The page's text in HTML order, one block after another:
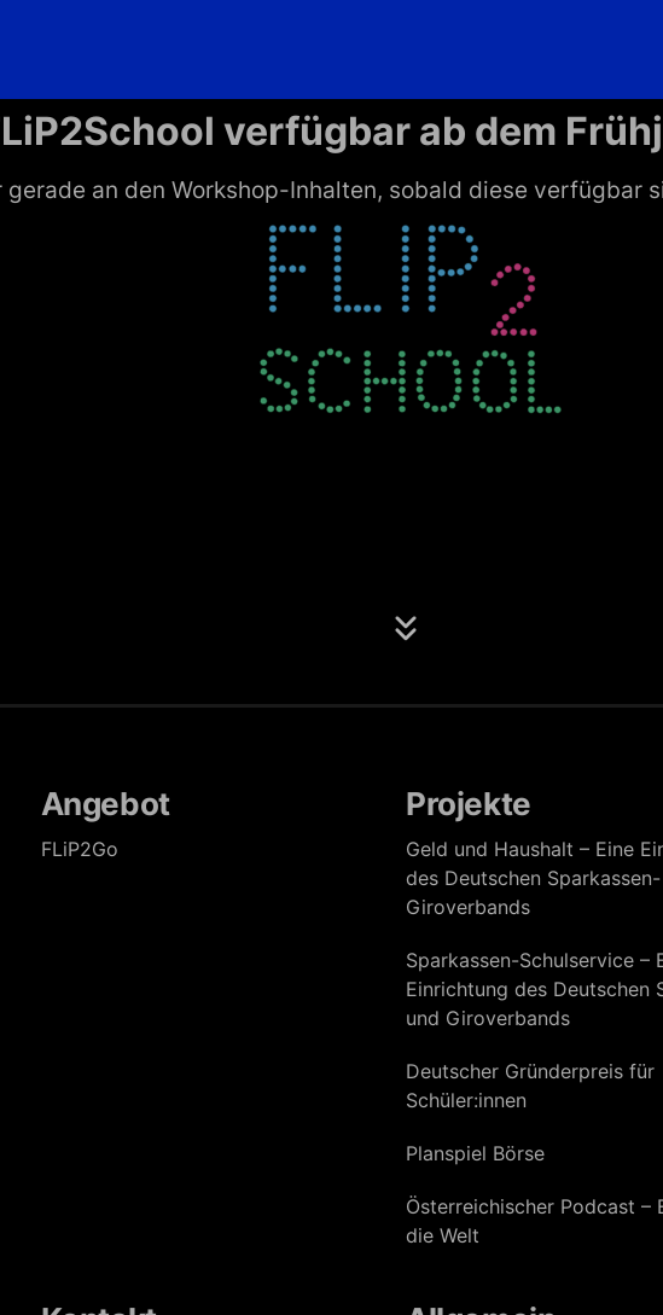
verfügbar ab dem
an den Workshop-Inhalten, sobald diese verfügbar
Angebot
FLiP2Go
Projekte
Geld und Haushalt – Eine
des Deutschen
Giroverbands
Sparkassen-Schulservice –
Einrichtung des Deutschen
und Giroverbands
Deutscher Gründerpreis für
Schüler:innen
Planspiel Börse
Österreichischer Podcast –
die Welt